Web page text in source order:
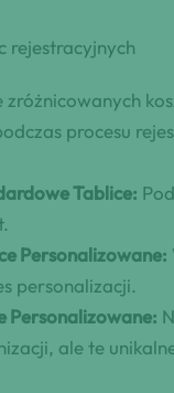
rejestracyjnych
zróżnicowanych
procesu
Tablice:
Personalizowane:
personalizacji.
Personalizowane:
ale te